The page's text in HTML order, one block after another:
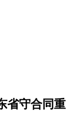
省守合同重